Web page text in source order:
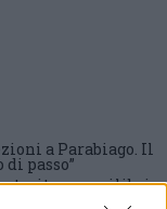
a Parabiago. Il
passo”
su equilibri